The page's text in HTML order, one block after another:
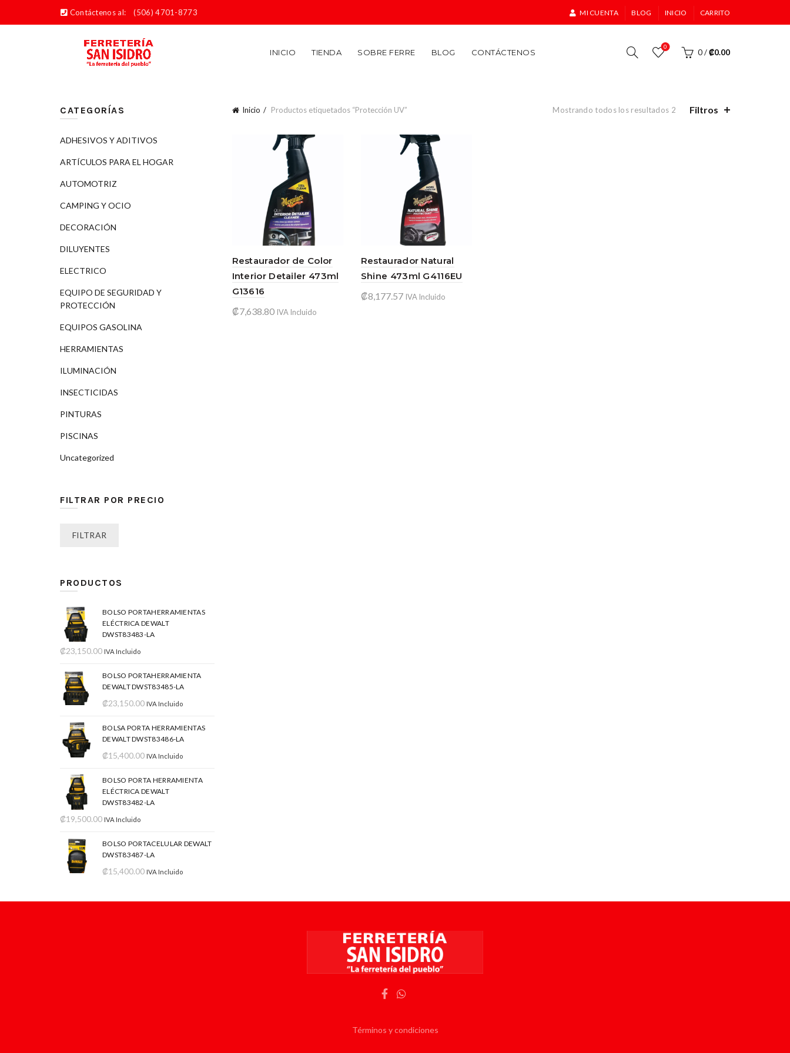
Contáctenos al: (506) 4701-8773 MI CUENTA BLOG INICIO CARRITO
INICIO TIENDA SOBRE FERRE BLOG CONTÁCTENOS
0
0/₡0.00
Inicio Productos etiquetados “Protección UV” Mostrando todos los resultados 2 Filtros
Restaurador de Color
Interior Detailer 473ml
G13616
₡7,638.80 IVA Incluido
Restaurador Natural
Shine 473ml G4116EU
₡8,177.57 IVA Incluido
CATEGORÍAS
ADHESIVOS Y ADITIVOS
ARTÍCULOS PARA EL HOGAR
AUTOMOTRIZ
CAMPING Y OCIO
DECORACIÓN
DILUYENTES
ELECTRICO
EQUIPO DE SEGURIDAD Y
PROTECCIÓN
EQUIPOS GASOLINA
HERRAMIENTAS
ILUMINACIÓN
INSECTICIDAS
PINTURAS
PISCINAS
Uncategorized
FILTRAR POR PRECIO
FILTRAR
PRODUCTOS
BOLSO PORTAHERRAMIENTAS
ELÉCTRICA DEWALT
DWST83483-LA
₡23,150.00 IVA Incluido
BOLSO PORTAHERRAMIENTA
DEWALT DWST83485-LA
₡23,150.00 IVA Incluido
BOLSA PORTA HERRAMIENTAS
DEWALT DWST83486-LA
₡15,400.00 IVA Incluido
BOLSO PORTA HERRAMIENTA
ELÉCTRICA DEWALT
DWST83482-LA
₡19,500.00 IVA Incluido
BOLSO PORTACELULAR DEWALT
DWST83487-LA
₡15,400.00 IVA Incluido
Términos y condiciones